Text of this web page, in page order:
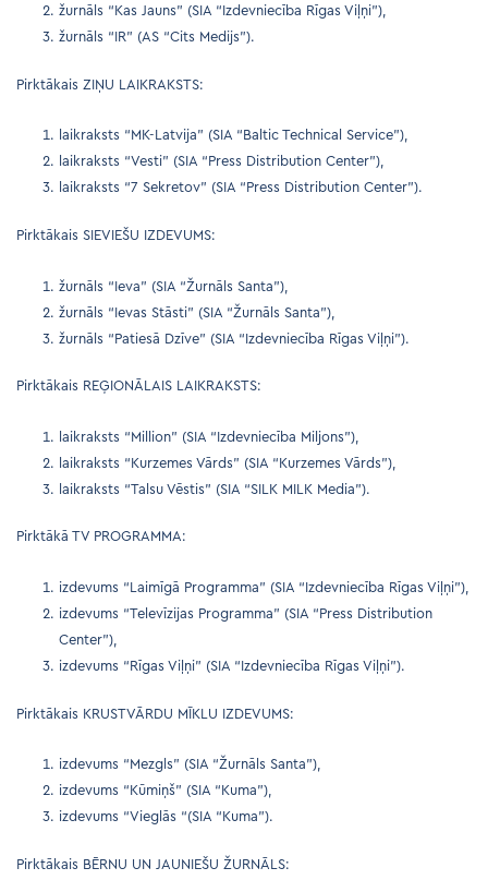
žurnāls “Kas Jauns” (SIA “Izdevniecība Rīgas Viļņi”),
žurnāls “IR” (AS “Cits Medijs”).
Pirktākais ZIŅU LAIKRAKSTS:
laikraksts “MK-Latvija” (SIA “Baltic Technical Service”),
laikraksts “Vesti” (SIA “Press Distribution Center”),
laikraksts “7 Sekretov” (SIA “Press Distribution Center”).
Pirktākais SIEVIEŠU IZDEVUMS:
žurnāls “Ieva” (SIA “Žurnāls Santa”),
žurnāls “Ievas Stāsti” (SIA “Žurnāls Santa”),
žurnāls “Patiesā Dzīve” (SIA “Izdevniecība Rīgas Viļņi”).
Pirktākais REĢIONĀLAIS LAIKRAKSTS:
laikraksts “Million” (SIA “Izdevniecība Miljons”),
laikraksts “Kurzemes Vārds” (SIA “Kurzemes Vārds”),
laikraksts “Talsu Vēstis” (SIA “SILK MILK Media”).
Pirktākā TV PROGRAMMA:
izdevums “Laimīgā Programma” (SIA “Izdevniecība Rīgas Viļņi”),
izdevums “Televīzijas Programma” (SIA “Press Distribution
Center”),
izdevums “Rīgas Viļņi” (SIA “Izdevniecība Rīgas Viļņi”).
Pirktākais KRUSTVĀRDU MĪKLU IZDEVUMS:
izdevums “Mezgls” (SIA “Žurnāls Santa”),
izdevums “Kūmiņš” (SIA “Kuma”),
izdevums “Vieglās “(SIA “Kuma”).
Pirktākais BĒRNU UN JAUNIEŠU ŽURNĀLS: